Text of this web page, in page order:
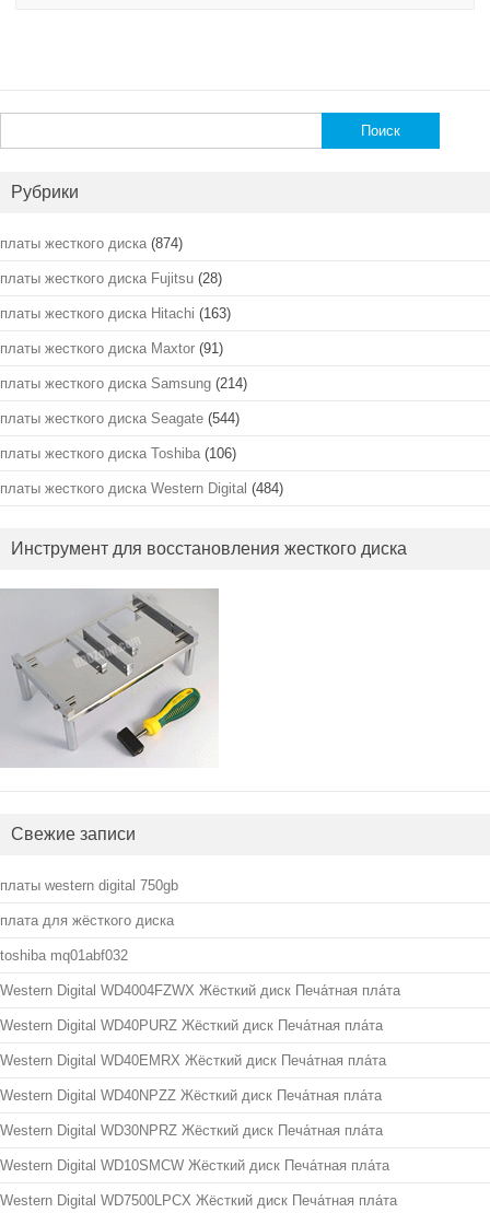
Рубрики
платы жесткого диска (874)
платы жесткого диска Fujitsu (28)
платы жесткого диска Hitachi (163)
платы жесткого диска Maxtor (91)
платы жесткого диска Samsung (214)
платы жесткого диска Seagate (544)
платы жесткого диска Toshiba (106)
платы жесткого диска Western Digital (484)
Инструмент для восстановления жесткого диска
Свежие записи
платы western digital 750gb
плата для жёсткого диска
toshiba mq01abf032
Western Digital WD4004FZWX Жёсткий диск Печа́тная пла́та
Western Digital WD40PURZ Жёсткий диск Печа́тная пла́та
Western Digital WD40EMRX Жёсткий диск Печа́тная пла́та
Western Digital WD40NPZZ Жёсткий диск Печа́тная пла́та
Western Digital WD30NPRZ Жёсткий диск Печа́тная пла́та
Western Digital WD10SMCW Жёсткий диск Печа́тная пла́та
Western Digital WD7500LPCX Жёсткий диск Печа́тная пла́та